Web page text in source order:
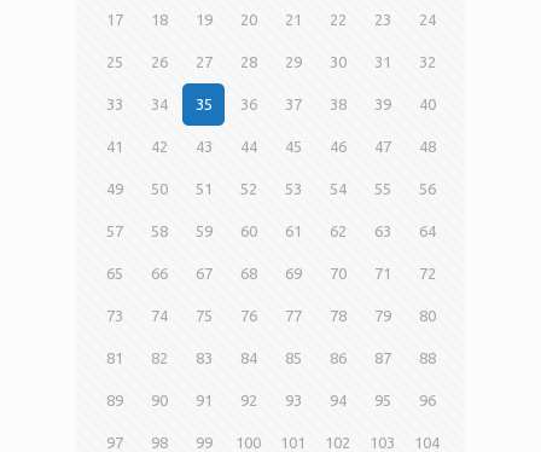
17 18 19 20 21 22 23 24
25 26 27 28 29 30 31 32
33 34 35 36 37 38 39 40
41 42 43 44 45 46 47 48
49 50 51 52 53 54 55 56
57 58 59 60 61 62 63 64
65 66 67 68 69 70 71 72
73 74 75 76 77 78 79 80
81 82 83 84 85 86 87 88
89 90 91 92 93 94 95 96
97 98 99 100 101 102 103 104